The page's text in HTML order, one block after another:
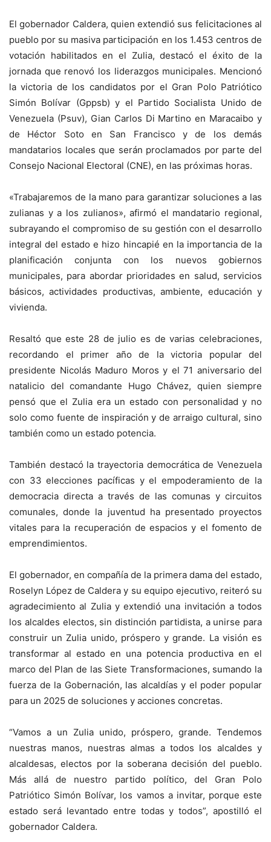
El gobernador Caldera, quien extendió sus felicitaciones al
pueblo por su masiva participación en los 1.453 centros de
votación habilitados en el Zulia, destacó el éxito de la
jornada que renovó los liderazgos municipales. Mencionó
la victoria de los candidatos por el Gran Polo Patriótico
Simón Bolívar (Gppsb) y el Partido Socialista Unido de
Venezuela (Psuv), Gian Carlos Di Martino en Maracaibo y
de Héctor Soto en San Francisco y de los demás
mandatarios locales que serán proclamados por parte del
Consejo Nacional Electoral (CNE), en las próximas horas.
«Trabajaremos de la mano para garantizar soluciones a las
zulianas y a los zulianos», afirmó el mandatario regional,
subrayando el compromiso de su gestión con el desarrollo
integral del estado e hizo hincapié en la importancia de la
planificación conjunta con los nuevos gobiernos
municipales, para abordar prioridades en salud, servicios
básicos, actividades productivas, ambiente, educación y
vivienda.
Resaltó que este 28 de julio es de varias celebraciones,
recordando el primer año de la victoria popular del
presidente Nicolás Maduro Moros y el 71 aniversario del
natalicio del comandante Hugo Chávez, quien siempre
pensó que el Zulia era un estado con personalidad y no
solo como fuente de inspiración y de arraigo cultural, sino
también como un estado potencia.
También destacó la trayectoria democrática de Venezuela
con 33 elecciones pacíficas y el empoderamiento de la
democracia directa a través de las comunas y circuitos
comunales, donde la juventud ha presentado proyectos
vitales para la recuperación de espacios y el fomento de
emprendimientos.
El gobernador, en compañía de la primera dama del estado,
Roselyn López de Caldera y su equipo ejecutivo, reiteró su
agradecimiento al Zulia y extendió una invitación a todos
los alcaldes electos, sin distinción partidista, a unirse para
construir un Zulia unido, próspero y grande. La visión es
transformar al estado en una potencia productiva en el
marco del Plan de las Siete Transformaciones, sumando la
fuerza de la Gobernación, las alcaldías y el poder popular
para un 2025 de soluciones y acciones concretas.
“Vamos a un Zulia unido, próspero, grande. Tendemos
nuestras manos, nuestras almas a todos los alcaldes y
alcaldesas, electos por la soberana decisión del pueblo.
Más allá de nuestro partido político, del Gran Polo
Patriótico Simón Bolívar, los vamos a invitar, porque este
estado será levantado entre todas y todos”, apostilló el
gobernador Caldera.